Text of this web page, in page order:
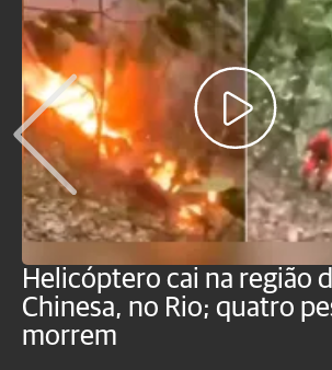
Helicóptero cai na região
Chinesa, no Rio; quatro
morrem